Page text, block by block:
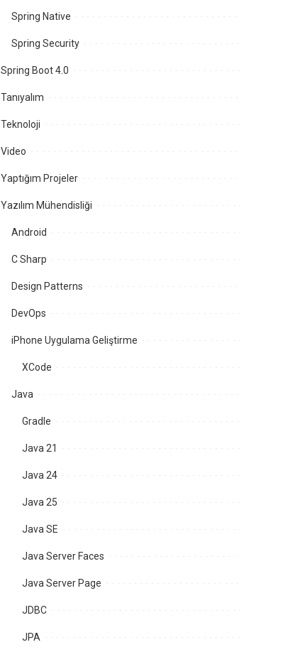
Spring Native
Spring Security
Spring Boot 4.0
Tanıyalım
Teknoloji
Video
Yaptığım Projeler
Yazılım Mühendisliği
Android
C Sharp
Design Patterns
DevOps
iPhone Uygulama Geliştirme
XCode
Java
Gradle
Java 21
Java 24
Java 25
Java SE
Java Server Faces
Java Server Page
JDBC
JPA